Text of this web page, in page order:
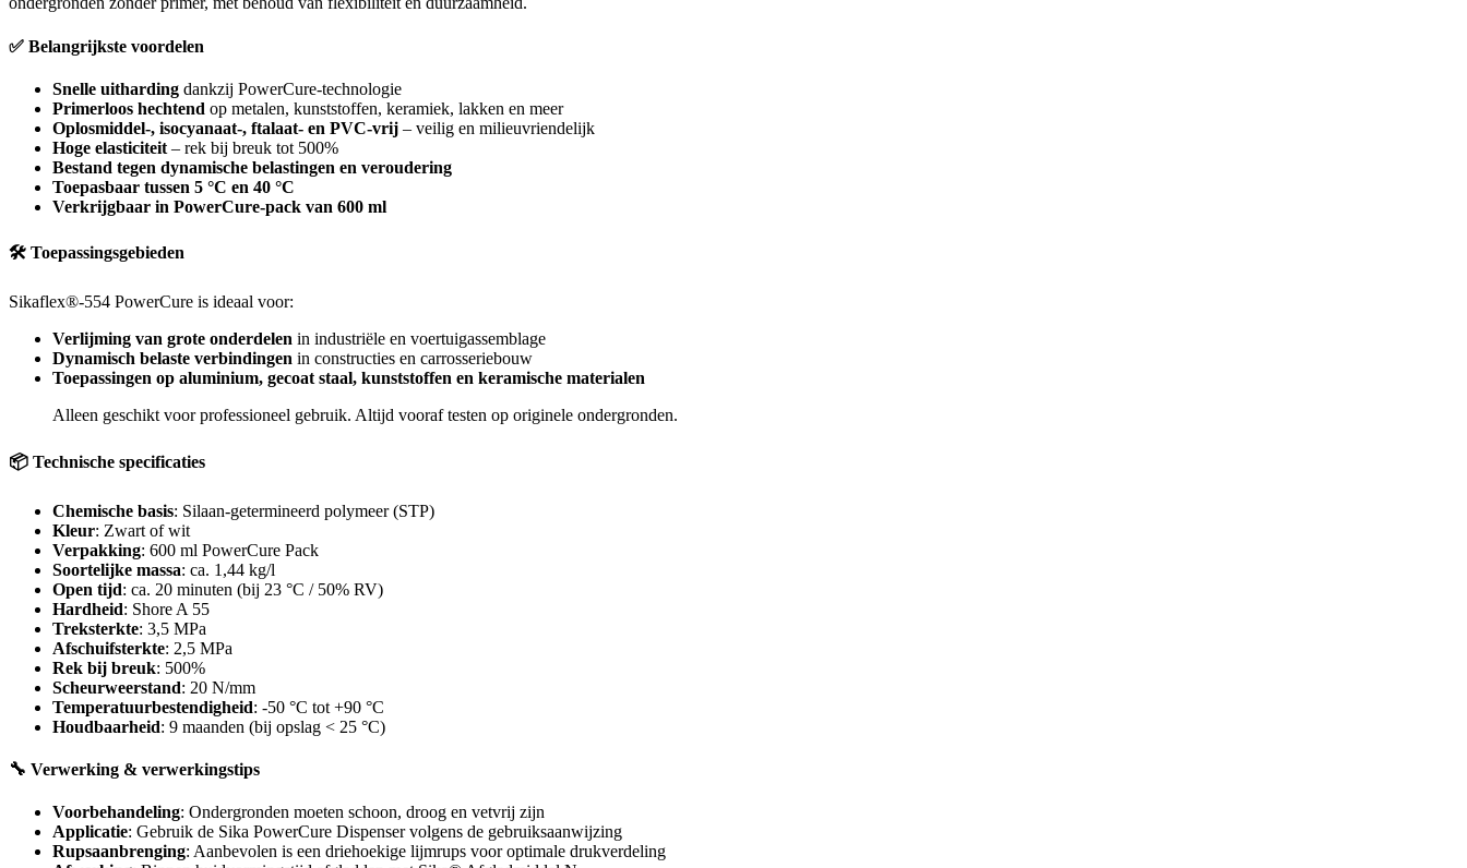
✅ Belangrijkste voordelen
Snelle uitharding dankzij PowerCure-technologie
Primerloos hechtend op metalen, kunststoffen, keramiek, lakken en meer
Oplosmiddel-, isocyanaat-, ftalaat- en PVC-vrij – veilig en milieuvriendelijk
Hoge elasticiteit – rek bij breuk tot 500%
Bestand tegen dynamische belastingen en veroudering
Toepasbaar tussen 5 °C en 40 °C
Verkrijgbaar in PowerCure-pack van 600 ml
🛠 Toepassingsgebieden
Sikaflex®-554 PowerCure is ideaal voor:
Verlijming van grote onderdelen in industriële en voertuigassemblage
Dynamisch belaste verbindingen in constructies en carrosseriebouw
Toepassingen op aluminium, gecoat staal, kunststoffen en keramische materialen
Alleen geschikt voor professioneel gebruik. Altijd vooraf testen op originele ondergronden.
📦 Technische specificaties
Chemische basis: Silaan-getermineerd polymeer (STP)
Kleur: Zwart of wit
Verpakking: 600 ml PowerCure Pack
Soortelijke massa: ca. 1,44 kg/l
Open tijd: ca. 20 minuten (bij 23 °C / 50% RV)
Hardheid: Shore A 55
Treksterkte: 3,5 MPa
Afschuifsterkte: 2,5 MPa
Rek bij breuk: 500%
Scheurweerstand: 20 N/mm
Temperatuurbestendigheid: -50 °C tot +90 °C
Houdbaarheid: 9 maanden (bij opslag < 25 °C)
🔧 Verwerking & verwerkingstips
Voorbehandeling: Ondergronden moeten schoon, droog en vetvrij zijn
Applicatie: Gebruik de Sika PowerCure Dispenser volgens de gebruiksaanwijzing
Rupsaanbrenging: Aanbevolen is een driehoekige lijmrups voor optimale drukverdeling